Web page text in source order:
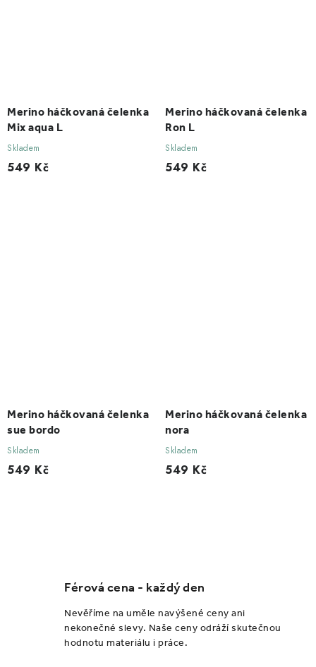
Merino háčkovaná čelenka
Mix aqua L
Skladem
549 Kč
Merino háčkovaná čelenka
Ron L
Skladem
549 Kč
Merino háčkovaná čelenka
sue bordo
Skladem
549 Kč
Merino háčkovaná čelenka
nora
Skladem
549 Kč
Férová cena - každý den
Nevěříme na uměle navýšené ceny ani
nekonečné slevy. Naše ceny odráží skutečnou
hodnotu materiálu i práce.